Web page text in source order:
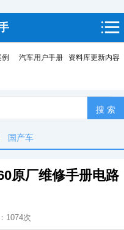
汽车用户手册 资料库更新内容
国产车
原厂维修手册电路
1074次